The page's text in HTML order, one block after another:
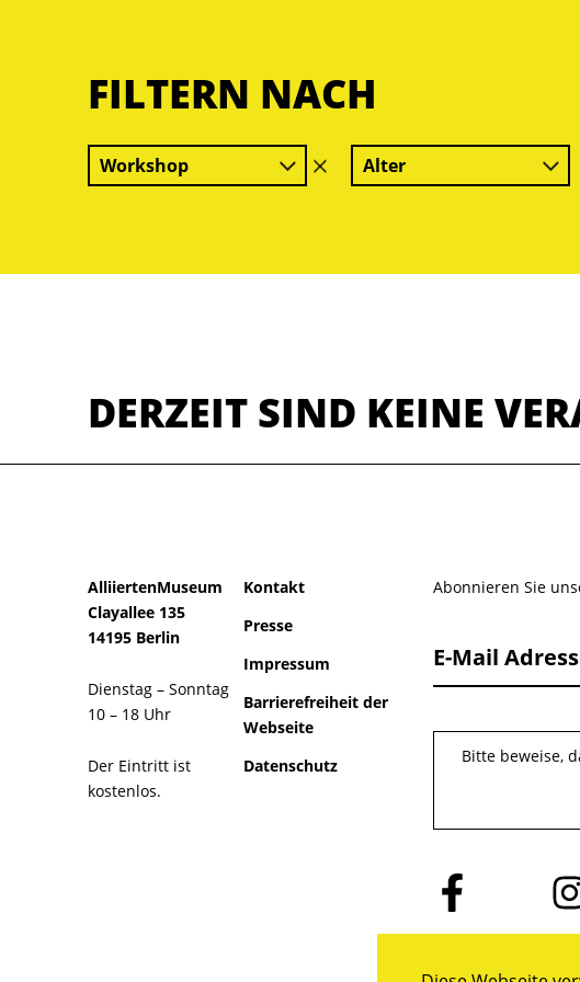
FILTERN NACH
Workshop
Filter
löschen
Alter
DERZEIT SIND KEINE
AlliiertenMuseum
Clayallee 135
14195 Berlin
Dienstag – Sonntag
10 – 18 Uhr
Der Eintritt ist
kostenlos.
Kontakt
Presse
Impressum
Barrierefreiheit der
Webseite
Datenschutz
Abonnieren Sie
E-Mail
Bitte beweise,
Folge
uns
auf
uns
auf